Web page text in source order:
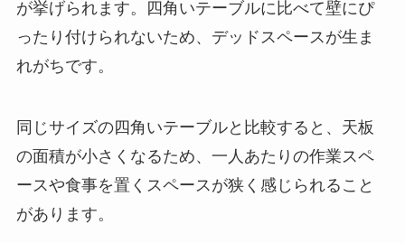
が挙げられます。四角いテーブルに比べて壁にぴ
ったり付けられないため、デッドスペースが生ま
れがちです。
同じサイズの四角いテーブルと比較すると、天板
の面積が小さくなるため、一人あたりの作業スペ
ースや食事を置くスペースが狭く感じられること
があります。